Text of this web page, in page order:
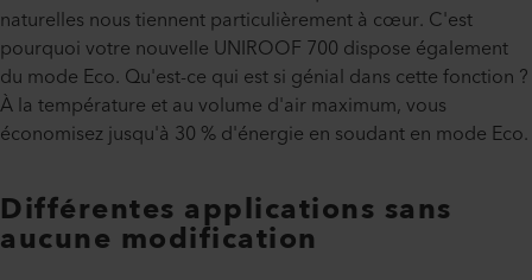
naturelles nous tiennent particulièrement à cœur. C'est
pourquoi votre nouvelle UNIROOF 700 dispose également
du mode Eco. Qu'est-ce qui est si génial dans cette fonction ?
À la température et au volume d'air maximum, vous
économisez jusqu'à 30 % d'énergie en soudant en mode Eco.
Différentes applications sans
aucune modification